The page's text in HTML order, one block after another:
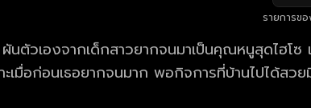
รายการข
ผันตัวเองจากเด็กสาวยากจนมาเป็นคุณหนูสุดไฮโ
เมื่อก่อนเธอยากจนมาก พอกิจการที่บ้านไปได้สว
จะอวดให้ทุกคนได้รับรู้เธอบังเอิญได้เจอกับ ‘กระทิ